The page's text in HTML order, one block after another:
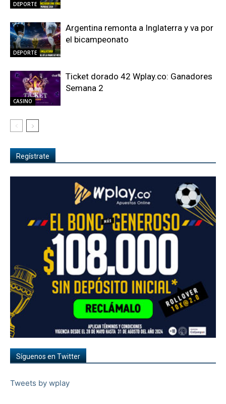
DEPORTE
DEPORTE
Argentina remonta a Inglaterra y va por
el bicampeonato
CASINO
Ticket dorado 42 Wplay.co: Ganadores
Semana 2
Regístrate
Síguenos en Twitter
Tweets by wplay